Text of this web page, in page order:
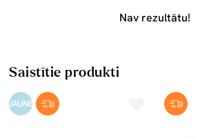
Nav rezultātu!
Saistītie produkti
JAUNS